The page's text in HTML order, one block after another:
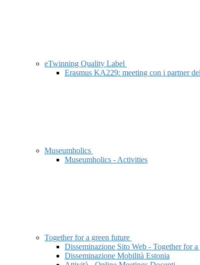
eTwinning Quality Label
Erasmus KA229: meeting con i partner
Museumholics
Museumholics - Activities
Together for a green future
Disseminazione Sito Web - Together for a
Disseminazione Mobilità Estonia